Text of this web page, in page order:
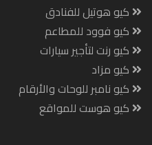
كيو هوتيل للفنادق
كيو فوود للمطاعم
كيو رنت لتأجير سيارات
كيو مزاد
كيو نامبر للوحات والأرقام
كيو هوست للمواقع